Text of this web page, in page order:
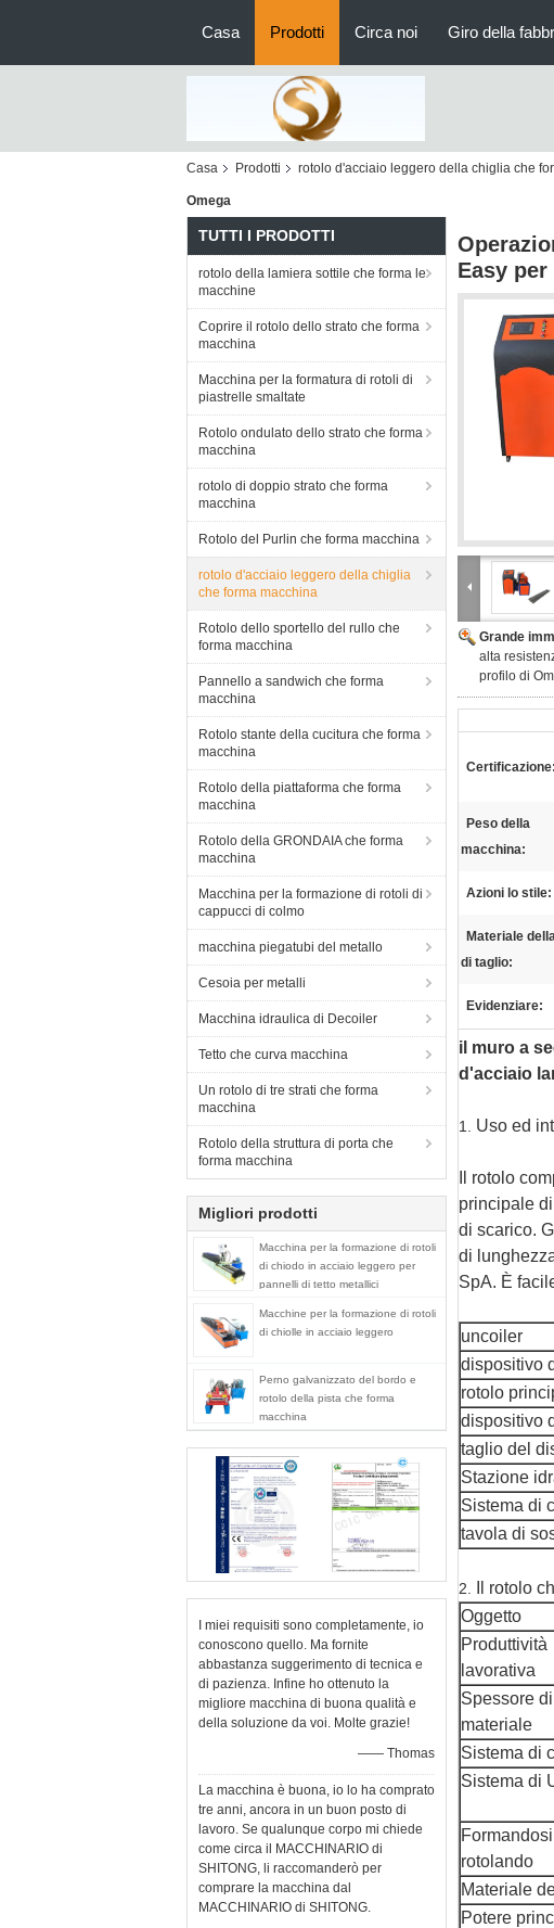
Casa Prodotti Circa noi Giro della
Casa Prodotti rotolo d'acciaio leggero della chiglia che
Omega
TUTTI I PRODOTTI
rotolo della lamiera sottile che forma le
macchine
Coprire il rotolo dello strato che forma
macchina
Macchina per la formatura di rotoli di
piastrelle smaltate
Rotolo ondulato dello strato che forma
macchina
rotolo di doppio strato che forma
macchina
Rotolo del Purlin che forma macchina
rotolo d'acciaio leggero della chiglia
che forma macchina
Rotolo dello sportello del rullo che
forma macchina
Pannello a sandwich che forma
macchina
Rotolo stante della cucitura che forma
macchina
Rotolo della piattaforma che forma
macchina
Rotolo della GRONDAIA che forma
macchina
Macchina per la formazione di rotoli di
cappucci di colmo
macchina piegatubi del metallo
Cesoia per metalli
Macchina idraulica di Decoiler
Tetto che curva macchina
Un rotolo di tre strati che forma
macchina
Rotolo della struttura di porta che
forma macchina
Migliori prodotti
Macchina per la formazione di rotoli
di chiodo in acciaio leggero per
pannelli di tetto metallici
Macchine per la formazione di rotoli
di chiolle in acciaio leggero
Perno galvanizzato del bordo e
rotolo della pista che forma
macchina
I miei requisiti sono completamente, io
conoscono quello. Ma fornite
abbastanza suggerimento di tecnica e
di pazienza. Infine ho ottenuto la
migliore macchina di buona qualità e
della soluzione da voi. Molte grazie!
—— Thomas
La macchina è buona, io lo ha comprato
tre anni, ancora in un buon posto di
lavoro. Se qualunque corpo mi chiede
come circa il MACCHINARIO di
SHITONG, li raccomanderò per
comprare la macchina dal
MACCHINARIO di SHITONG.
Easy
Grande
alta
profilo di
Certificazione:
Peso della
macchina:
Azioni lo stile:
Materiale
di taglio:
Evidenziare:
il muro a
d'acciaio
1. Uso ed
Il rotolo
principale
di scarico.
di
SpA. È
uncoiler
dispositivo
rotolo
dispositivo
taglio del
Stazione
Sistema di
tavola di
2.
Il rotolo
Oggetto
Produttività
lavorativa
Spessore di
materiale
Sistema di
Sistema di
Formandosi
rotolando
Materiale
Potere